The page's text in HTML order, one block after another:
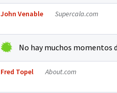
John Venable Supercala.com
No hay muchos momentos
Fred Topel About.com